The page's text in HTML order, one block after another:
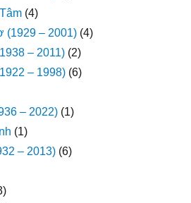
(4)
(1929 – 2001) (4)
– 2011) (2)
– 1998) (6)
– 2022) (1)
(1)
– 2013) (6)